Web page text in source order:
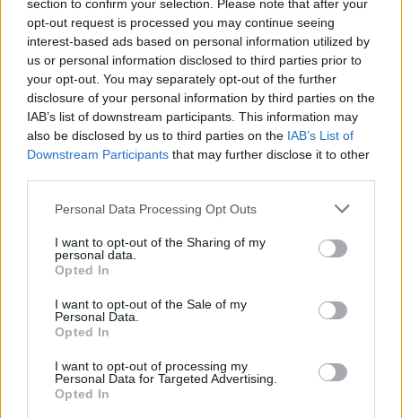
section to confirm your selection. Please note that after your
opt-out request is processed you may continue seeing
interest-based ads based on personal information utilized by
us or personal information disclosed to third parties prior to
your opt-out. You may separately opt-out of the further
disclosure of your personal information by third parties on the
IAB’s list of downstream participants. This information may
also be disclosed by us to third parties on the IAB’s List of
Downstream Participants that may further disclose it to other
Personal Data Processing Opt Outs
I want to opt-out of the Sharing of my
personal data.
Opted In
I want to opt-out of the Sale of my
Personal Data.
Opted In
I want to opt-out of processing my
Personal Data for Targeted Advertising.
Opted In
Roberto Cavallis Herbst/Winter 2025/26 Kollektion,
„Pompeii Future“, steht für die mutige Eleganz der Marke.
Sie erzählt eine Geschichte, die Epochen verbindet, das
kulturelle Erbe ehrt und die Trägerin in eine Welt voller
verführerischer Anziehungskraft einlädt.​
Die ganze Show von die Roberto Cavalli Herbst/Winter
2025/26 Kollektion findest duhier.
Und für Style-Inspirationen in diesem Sommer: